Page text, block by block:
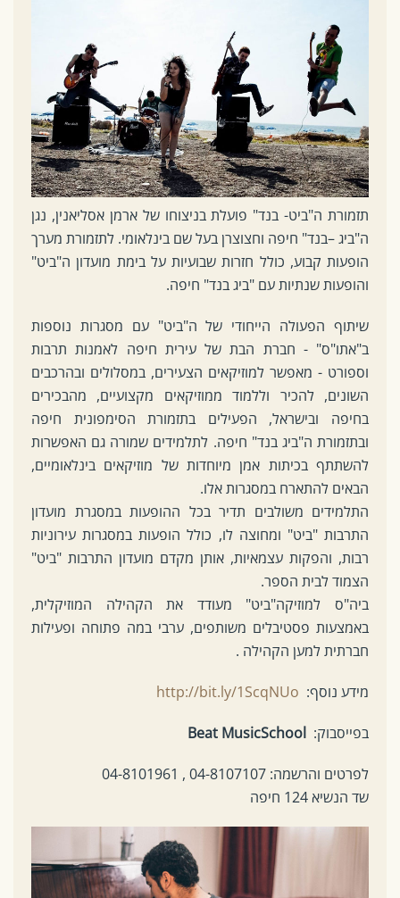
תזמורת ה"ביט- בנד" פועלת בניצוחו של ארמן אסליאנין, נגן
ה"ביג –בנד" חיפה וחצוצרן בעל שם בינלאומי. לתזמורת מערך
הופעות קבוע, כולל חזרות שבועיות על בימת מועדון ה"ביט"
והופעות שנתיות עם "ביג בנד" חיפה.
שיתוף הפעולה הייחודי של ה"ביט" עם מסגרות נוספות
ב"אתו"ס" - חברת הבת של עירית חיפה לאמנות תרבות
וספורט - מאפשר למוזיקאים הצעירים, במסלולים ובהרכבים
השונים, להכיר וללמוד ממוזיקאים מקצועיים, מהבכירים
בחיפה ובישראל, הפעילים בתזמורת הסימפונית חיפה
ובתזמורת ה"ביג בנד" חיפה. לתלמידים שמורה גם האפשרות
להשתתף בכיתות אמן מיוחדות של מוזיקאים בינלאומיים,
הבאים להתארח במסגרות אלו.
התלמידים משולבים תדיר בכל ההופעות במסגרת מועדון
התרבות "ביט" ומחוצה לו, כולל הופעות במסגרות עירוניות
רבות, והפקות עצמאיות, אותן מקדם מועדון התרבות "ביט"
הצמוד לבית הספר.
ביה"ס למוזיקה"ביט" מעודד את הקהילה המוזיקלית,
באמצעות פסטיבלים משותפים, ערבי במה פתוחה ופעילות
חברתית למען הקהילה .
מידע נוסף: http://bit.ly/1ScqNUo
בפייסבוק: Beat MusicSchool
לפרטים והרשמה: 04-8107107 , 04-8101961
שד הנשיא 124 חיפה